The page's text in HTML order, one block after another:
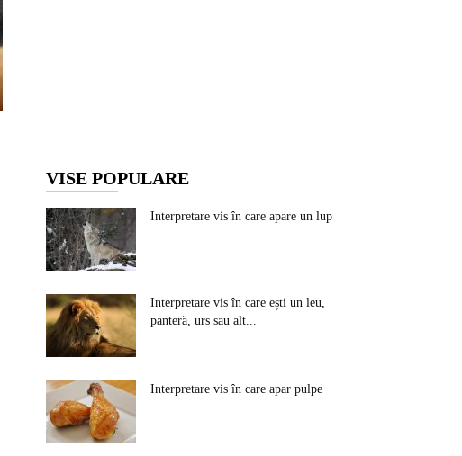
VISE POPULARE
Interpretare vis în care apare un lup
Interpretare vis în care ești un leu,
panteră, urs sau alt...
Interpretare vis în care apar pulpe